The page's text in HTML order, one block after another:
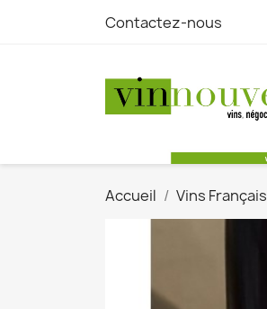
Contactez-nous
Accueil Vins Français